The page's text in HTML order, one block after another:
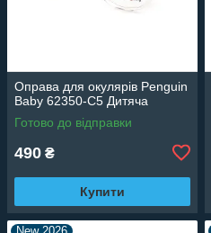
Оправа для окулярів Penguin
Baby 62350-C5 Дитяча
Готово до відправки
490 ₴
Купити